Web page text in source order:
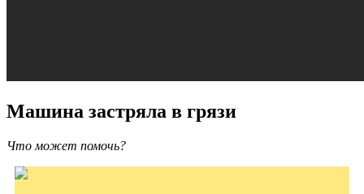
Машина застряла в грязи
Что может помочь?